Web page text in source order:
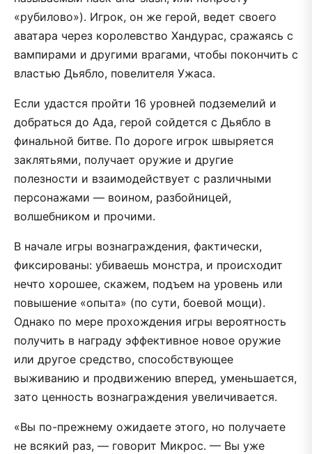
«рубилово»). Игрок, он же герой, ведет своего
аватара через королевство Хандурас, сражаясь с
вампирами и другими врагами, чтобы покончить с
властью Дьябло, повелителя Ужаса.
Если удастся пройти 16 уровней подземелий и
добраться до Ада, герой сойдется с Дьябло в
финальной битве. По дороге игрок швыряется
заклятьями, получает оружие и другие
полезности и взаимодействует с различными
персонажами — воином, разбойницей,
волшебником и прочими.
В начале игры вознаграждения, фактически,
фиксированы: убиваешь монстра, и происходит
нечто хорошее, скажем, подъем на уровень или
повышение «опыта» (по сути, боевой мощи).
Однако по мере прохождения игры вероятность
получить в награду эффективное новое оружие
или другое средство, способствующее
выживанию и продвижению вперед, уменьшается,
зато ценность вознаграждения увеличивается.
«Вы по-прежнему ожидаете этого, но получаете
не всякий раз, — говорит Микрос. — Вы уже